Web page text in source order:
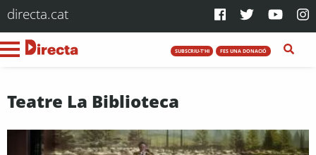
directa.cat
SUBSCRIU-T'HI FES UNA DONACIÓ
Teatre La Biblioteca